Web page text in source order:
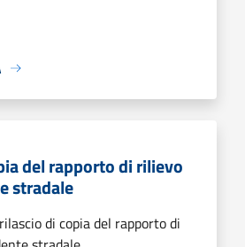
del rapporto di rilievo
stradale
di copia del rapporto di